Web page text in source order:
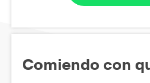
Comiendo con